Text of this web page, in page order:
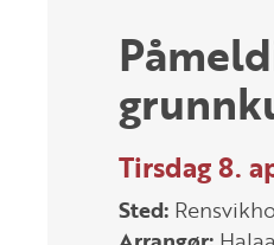
Tirsdag 8.
Sted: